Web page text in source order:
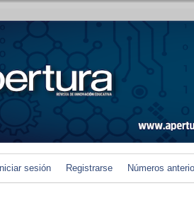
Iniciar sesión Registrarse Números